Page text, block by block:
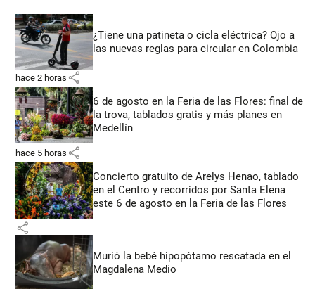
¿Tiene una patineta o cicla eléctrica? Ojo a
las nuevas reglas para circular en Colombia
hace 2 horas share
6 de agosto en la Feria de las Flores: final de
la trova, tablados gratis y más planes en
Medellín
hace 5 horas share
Concierto gratuito de Arelys Henao, tablado
en el Centro y recorridos por Santa Elena
este 6 de agosto en la Feria de las Flores
share
Murió la bebé hipopótamo rescatada en el
Magdalena Medio